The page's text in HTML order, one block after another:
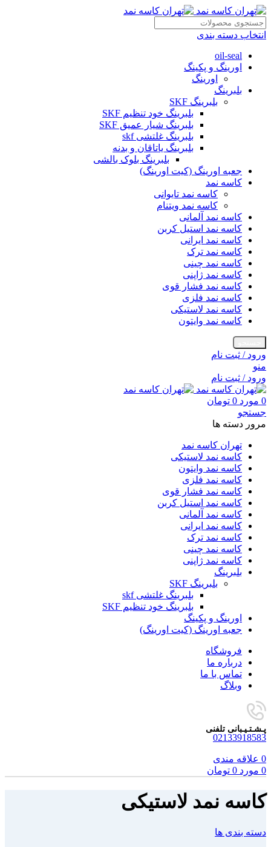
انتخاب دسته بندی
oil-seal
اورینگ و پکینگ
اورینگ
بلبرینگ
بلبرینگ SKF
بلبرینگ خود تنظیم SKF
بلبرینگ شیار عمیق SKF
بلبرینگ غلتشی skf
بلبرینگ یاتاقان و بدنه
بلبرینگ بلوک بالشی
جعبه اورینگ (کیت اورینگ)
کاسه نمد
کاسه نمد تایوانی
کاسه نمد ویتنام
کاسه نمد آلمانی
کاسه نمد استیل کربن
کاسه نمد ایرانی
کاسه نمد ترک
کاسه نمد چینی
کاسه نمد ژاپنی
کاسه نمد فشار قوی
کاسه نمد فلزی
کاسه نمد لاستیکی
کاسه نمد وایتون
ورود / ثبت نام
منو
ورود / ثبت نام
0 مورد 0 تومان
جستجو
مرور دسته ها
تهران کاسه نمد
کاسه نمد لاستیکی
کاسه نمد وایتون
کاسه نمد فلزی
کاسه نمد فشار قوی
کاسه نمد استیل کربن
کاسه نمد آلمانی
کاسه نمد ایرانی
کاسه نمد ترک
کاسه نمد چینی
کاسه نمد ژاپنی
بلبرینگ
بلبرینگ SKF
بلبرینگ غلتشی skf
بلبرینگ خود تنظیم SKF
اورینگ و پکینگ
جعبه اورینگ (کیت اورینگ)
فروشگاه
درباره ما
تماس با ما
وبلاگ
پـشـتـیـبانی تلفنی
02133918583
0 علاقه مندی
0 مورد 0 تومان
کاسه نمد لاستیکی
دسته بندی ها